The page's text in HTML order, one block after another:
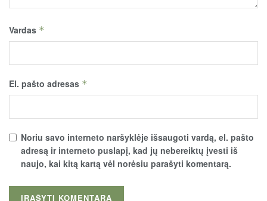
Vardas *
El. pašto adresas *
Noriu savo interneto naršyklėje išsaugoti vardą, el. pašto
adresą ir interneto puslapį, kad jų nebereiktų įvesti iš
naujo, kai kitą kartą vėl norėsiu parašyti komentarą.